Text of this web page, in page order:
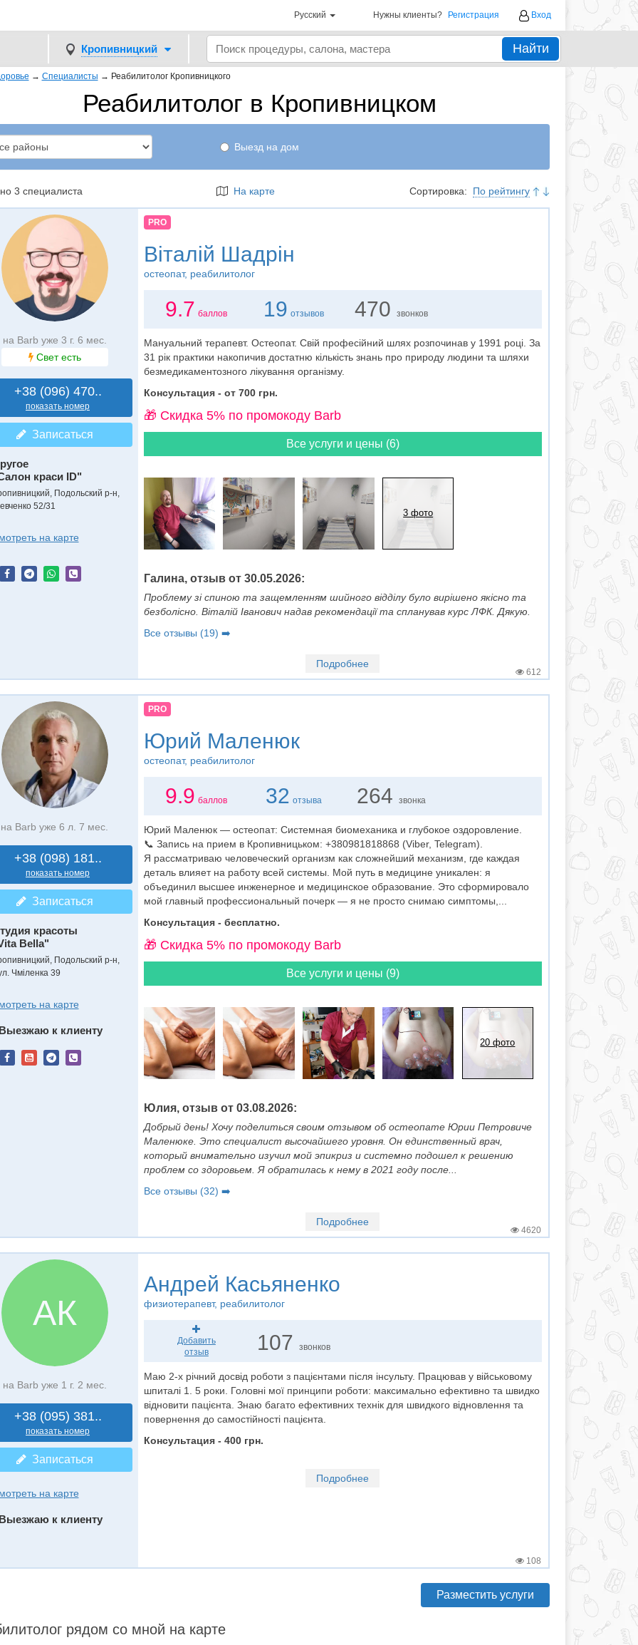
Русский Нужны клиенты? Регистрация Вход
Кропивницкий Найти
→ Специалисты → Реабилитолог Кропивницкого
Реабилитолог в Кропивницком
Выезд на дом
3 специалиста На карте Сортировка: По рейтингу
на Barb уже 3 г. 6 мес.
Свет есть
+38 (096) 470..
показать номер
Записаться
краси ID"
Подольский р-н,
52/31
на карте
PRO
Віталій Шадрін
остеопат, реабилитолог
9.7 баллов 19 отзывов 470 звонков
Мануальний терапевт. Остеопат. Свій професійний шлях розпочинав у 1991 році. За
31 рік практики накопичив достатню кількість знань про природу людини та шляхи
безмедикаментозного лікування організму.
Консультация - от 700 грн.
🎁 Cкидка 5% по промокоду Barb
Все услуги и цены (6)
3 фото
Галина, отзыв от 30.05.2026:
Проблему зі спиною та защемленням шийного відділу було вирішено якісно та
безболісно. Віталій Іванович надав рекомендації та спланував курс ЛФК. Дякую.
Все отзывы (19) ➡️
Подробнее
612
на Barb уже 6 л. 7 мес.
+38 (098) 181..
показать номер
Записаться
красоты
Bella"
Подольский р-н,
Чміленка 39
на карте
к клиенту
PRO
Юрий Маленюк
остеопат, реабилитолог
9.9 баллов 32 отзыва 264 звонка
Юрий Маленюк — остеопат: Системная биомеханика и глубокое оздоровление.
📞 Запись на прием в Кропивницьком: +380981818868 (Viber, Telegram).
Я рассматриваю человеческий организм как сложнейший механизм, где каждая
деталь влияет на работу всей системы. Мой путь в медицине уникален: я
объединил высшее инженерное и медицинское образование. Это сформировало
мой главный профессиональный почерк — я не просто снимаю симптомы,...
Консультация - бесплатно.
🎁 Cкидка 5% по промокоду Barb
Все услуги и цены (9)
20 фото
Юлия, отзыв от 03.08.2026:
Добрый день! Хочу поделиться своим отзывом об остеопате Юрии Петровиче
Маленюке. Это специалист высочайшего уровня. Он единственный врач,
который внимательно изучил мой эпикриз и системно подошел к решению
проблем со здоровьем. Я обратилась к нему в 2021 году после...
Все отзывы (32) ➡️
Подробнее
4620
АК
на Barb уже 1 г. 2 мес.
+38 (095) 381..
показать номер
Записаться
на карте
к клиенту
Андрей Касьяненко
физиотерапевт, реабилитолог
Добавить
отзыв
107звонков
Маю 2-х річний досвід роботи з пацієнтами після інсульту. Працював у військовому
шпиталі 1. 5 роки. Головні мої принципи роботи: максимально ефективно та швидко
відновити пацієнта. Знаю багато ефективних технік для швидкого відновлення та
повернення до самостійності пацієнта.
Консультация - 400 грн.
Подробнее
108
Разместить услуги
рядом со мной на карте